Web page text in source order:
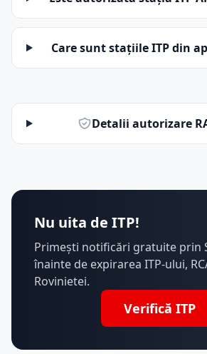
Care sunt stațiile ITP din
Detalii autorizare
Nu uita de ITP!
Primești notificări gratuite prin
înainte de expirarea ITP-ului,
Rovinietei.
Verifică ITP